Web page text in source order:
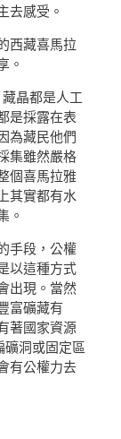
去感受。
西藏喜馬拉
。
晶都是人工
是採露在表
為藏民他們
集雖然嚴格
個喜馬拉雅
其實都有水
。
手段，公權
以這種方式
出現。當然
富礦藏有
著國家資源
礦洞或固定區
有公權力去